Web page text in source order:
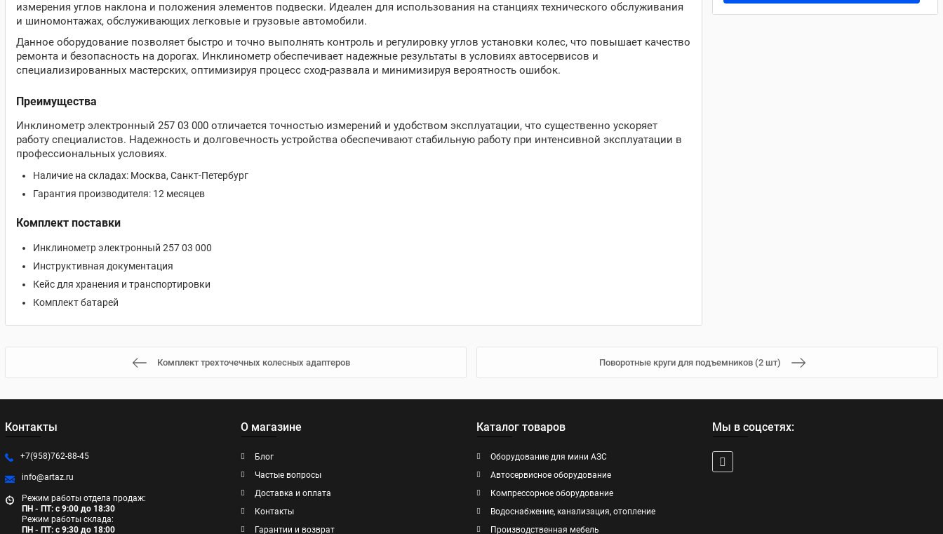
измерения углов наклона и положения элементов подвески. Идеален для использования на станциях технического обслуживания
и шиномонтажах, обслуживающих легковые и грузовые автомобили.
Данное оборудование позволяет быстро и точно выполнять контроль и регулировку углов установки колес, что повышает качество
ремонта и безопасность на дорогах. Инклинометр обеспечивает надежные результаты в условиях автосервисов и
специализированных мастерских, оптимизируя процесс сход-развала и минимизируя вероятность ошибок.
Преимущества
Инклинометр электронный 257 03 000 отличается точностью измерений и удобством эксплуатации, что существенно ускоряет
работу специалистов. Надежность и долговечность устройства обеспечивают стабильную работу при интенсивной эксплуатации в
профессиональных условиях.
Наличие на складах: Москва, Санкт-Петербург
Гарантия производителя: 12 месяцев
Комплект поставки
Инклинометр электронный 257 03 000
Инструктивная документация
Кейс для хранения и транспортировки
Комплект батарей
Комплект трехточечных колесных адаптеров Поворотные круги для подъемников (2 шт)
Контакты
+7(958)762-88-45
info@artaz.ru
Режим работы отдела продаж:
ПН - ПТ: с 9:00 до 18:30
Режим работы склада:
ПН - ПТ: с 9:30 до 18:00
О магазине
Блог
Частые вопросы
Доставка и оплата
Контакты
Гарантии и возврат
Каталог товаров
Оборудование для мини АЗС
Автосервисное оборудование
Компрессорное оборудование
Водоснабжение, канализация, отопление
Производственная мебель
Мы в соцсетях: